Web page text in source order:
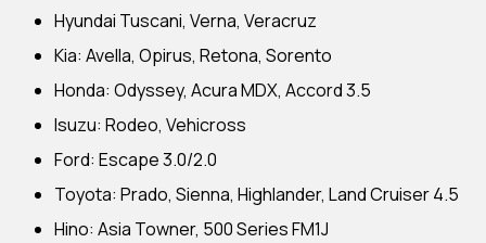
Hyundai Tuscani, Verna, Veracruz
Kia: Avella, Opirus, Retona, Sorento
Honda: Odyssey, Acura MDX, Accord 3.5
Isuzu: Rodeo, Vehicross
Ford: Escape 3.0/2.0
Toyota: Prado, Sienna, Highlander, Land Cruiser 4.5
Hino: Asia Towner, 500 Series FM1J